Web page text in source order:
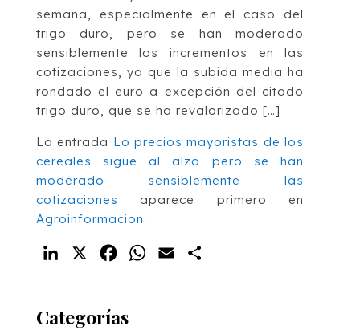
semana, especialmente en el caso del
trigo duro, pero se han moderado
sensiblemente los incrementos en las
cotizaciones, ya que la subida media ha
rondado el euro a excepción del citado
trigo duro, que se ha revalorizado […]
La entrada Lo precios mayoristas de los
cereales sigue al alza pero se han
moderado sensiblemente las
cotizaciones aparece primero en
Agroinformacion.
LinkedIn FacebookWhatsApp
Email
Categorías